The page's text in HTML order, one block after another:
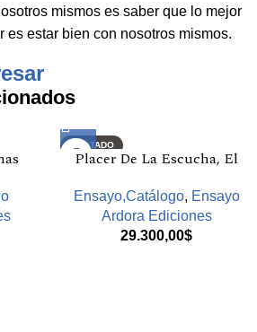
mismos es saber que lo mejor
es estar bien con nosotros mismos.
AGOTADO
Placer De La Escucha, El
Ensayo,Catálogo, Ensayo
Ardora Ediciones
29.300,00$